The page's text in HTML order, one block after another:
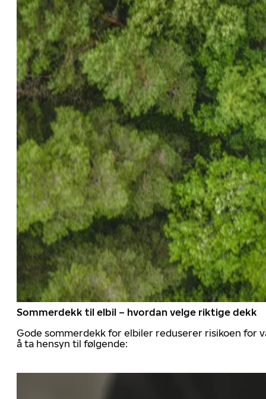
Sommerdekk til elbil – hvordan velge riktige dekk
Gode sommerdekk for elbiler reduserer risikoen for
å ta hensyn til følgende: